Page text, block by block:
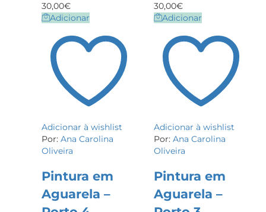
30,00€
Adicionar
Adicionar à wishlist
Por: Ana Carolina
Oliveira
Pintura em
Aguarela –
30,00€
Adicionar
Adicionar à wishlist
Por: Ana Carolina
Oliveira
Pintura em
Aguarela –